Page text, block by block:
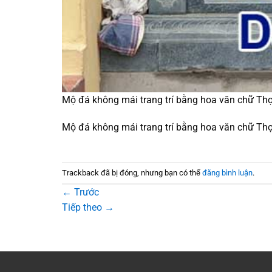
Mộ đá không mái trang trí bằng hoa văn chữ
Mộ đá không mái trang trí bằng hoa văn chữ
Trackback đã bị đóng, nhưng bạn có thể đăng bình luận.
← Trước
Tiếp theo →